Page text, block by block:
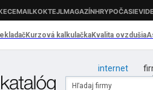
internet